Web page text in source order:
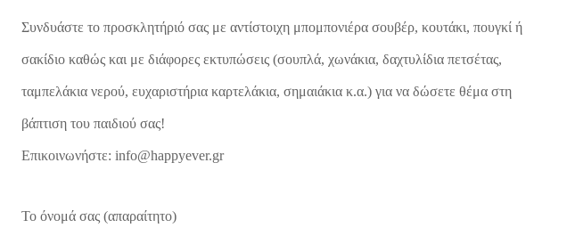
Συνδυάστε το προσκλητήριό σας με αντίστοιχη μπομπονιέρα σουβέρ, κουτάκι, πουγκί ή
σακίδιο καθώς και με διάφορες εκτυπώσεις (σουπλά, χωνάκια, δαχτυλίδια πετσέτας,
ταμπελάκια νερού, ευχαριστήρια καρτελάκια, σημαιάκια κ.α.) για να δώσετε θέμα στη
βάπτιση του παιδιού σας!
Επικοινωνήστε: info@happyever.gr
Το όνομά σας (απαραίτητο)